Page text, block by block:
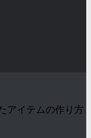
アイテムの作り方